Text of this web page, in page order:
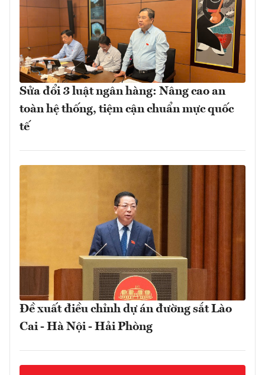
Sửa đổi 3 luật ngân hàng: Nâng cao an
toàn hệ thống, tiệm cận chuẩn mực quốc
tế
Đề xuất điều chỉnh dự án đường sắt Lào
Cai - Hà Nội - Hải Phòng